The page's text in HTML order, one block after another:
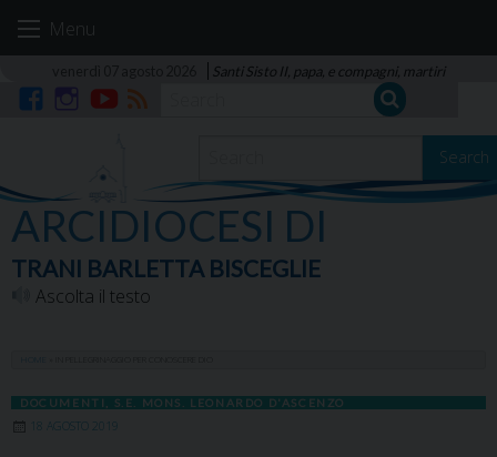
Menu
Santi Sisto II, papa, e compagni, martiri
Search
ARCIDIOCESI DI
TRANI BARLETTA BISCEGLIE
Ascolta il testo
DOCUMENTI S.E. MONS. LEONARDO D'ASCENZO
18 AGOSTO 2019